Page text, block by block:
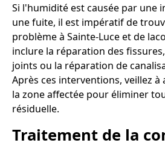
Si l'humidité est causée par une
une fuite, il est impératif de
problème à Sainte-Luce et de
inclure la réparation des
joints ou la réparation de
Après ces interventions, veillez
la zone affectée pour éliminer
résiduelle.
Traitement de la